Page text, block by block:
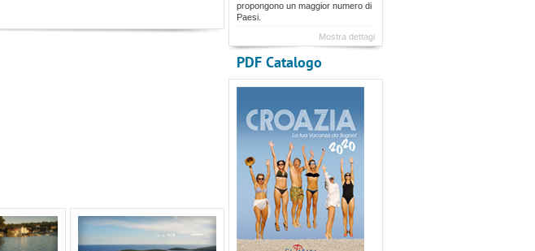
propongono un maggior numero di
Paesi.
Mostra dettagi
PDF Catalogo